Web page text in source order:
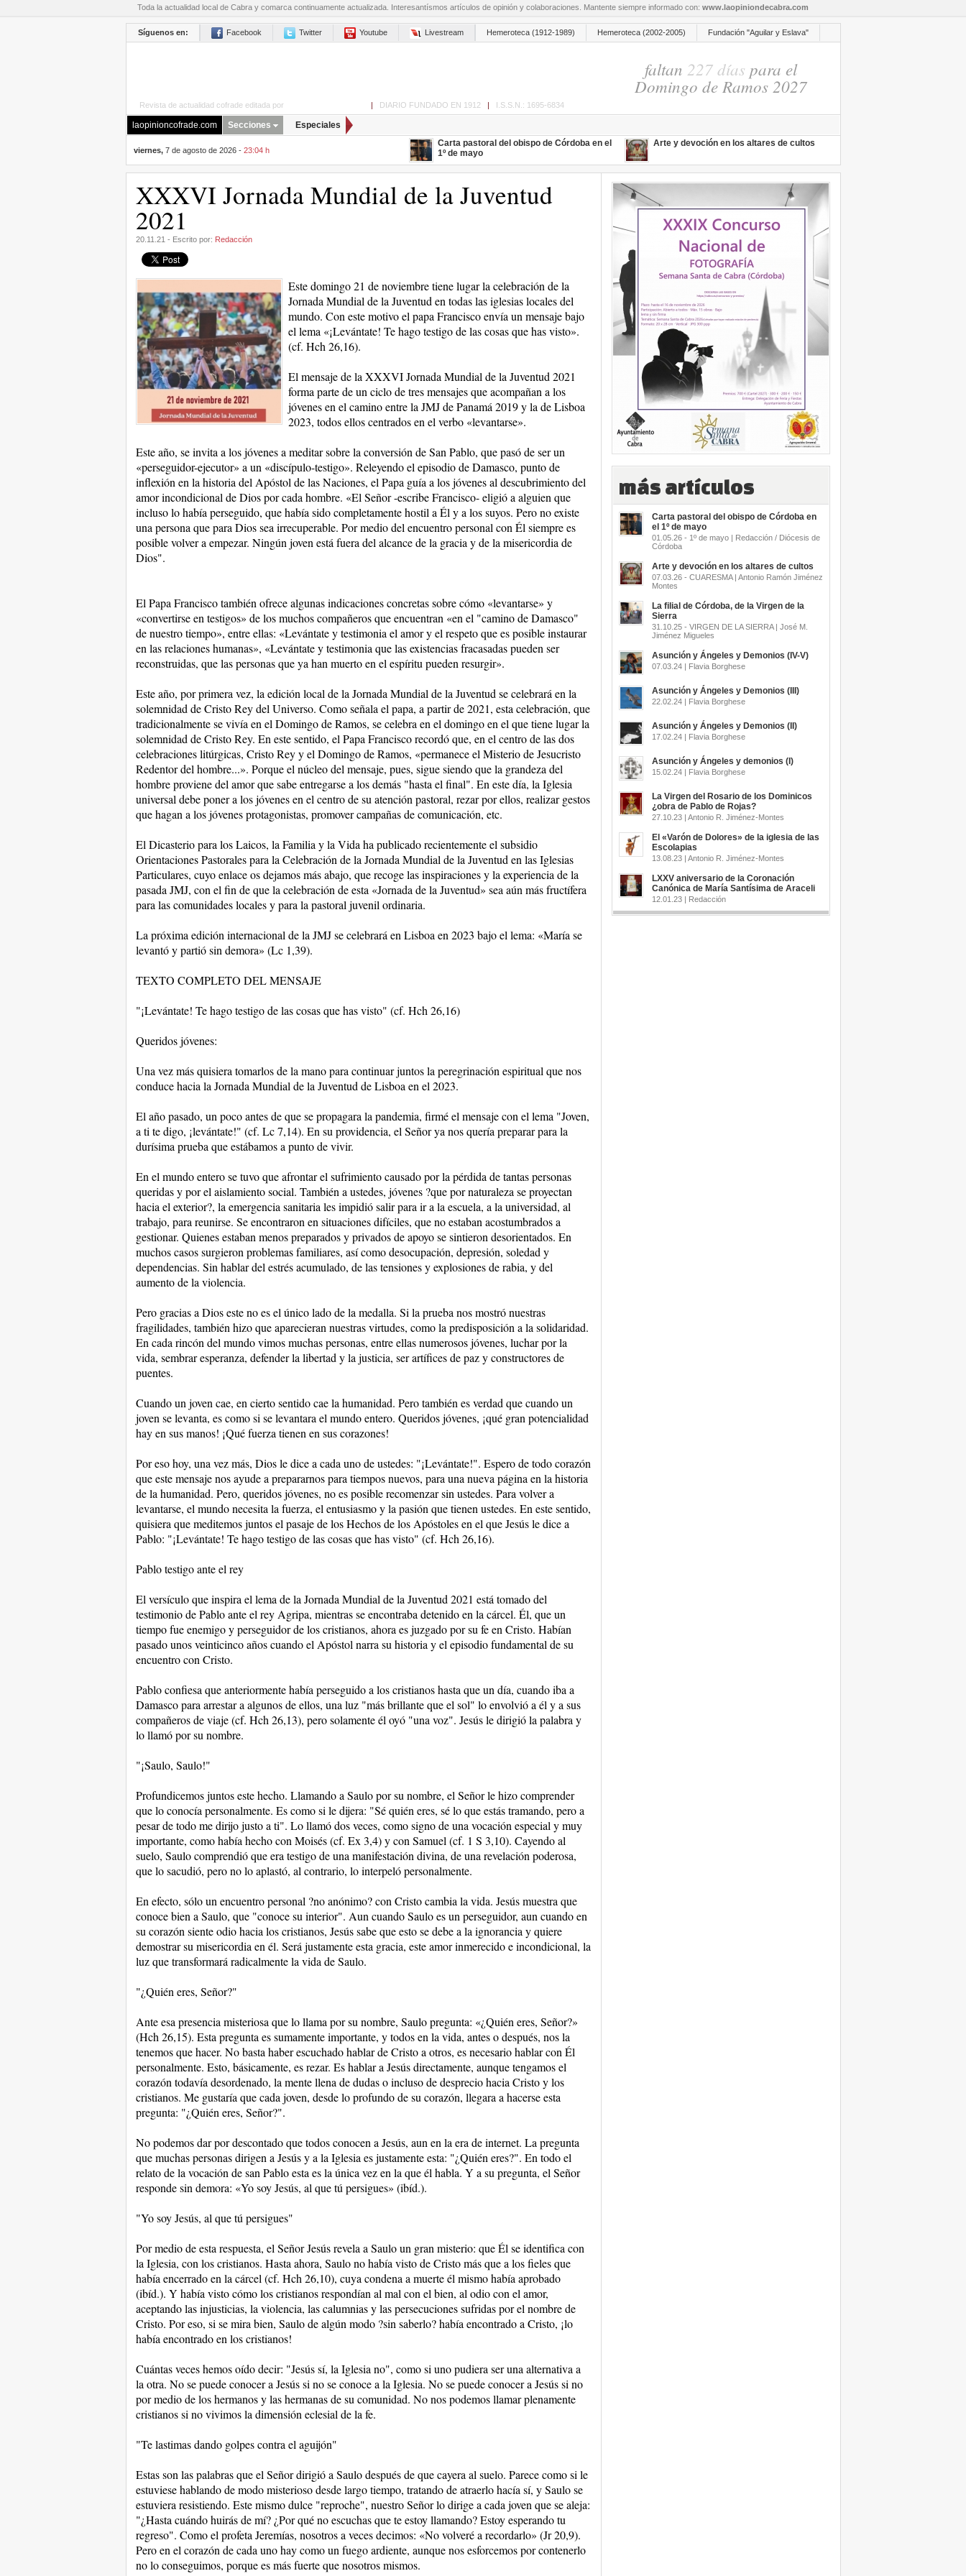
Toda la actualidad local de Cabra y comarca continuamente actualizada. Interesantísmos artículos de opinión y colaboraciones. Mantente siempre informado con: www.laopiniondecabra.com
Síguenos en: Facebook Twitter Youtube Livestream Hemeroteca (1912-1989) Hemeroteca (2002-2005) Fundación "Aguilar y Eslava"
faltan 227 días para el
Domingo de Ramos 2027
Revista de actualidad cofrade editada por | DIARIO FUNDADO EN 1912 | I.S.S.N.: 1695-6834
laopinioncofrade.com Secciones Especiales
viernes,7 de agosto de 2026 - 23:04 h
Carta pastoral del obispo de Córdoba en el
1º de mayo
Arte y devoción en los altares de cultos
XXXVI Jornada Mundial de la Juventud
2021
20.11.21 - Escrito por: Redacción
Este domingo 21 de noviembre tiene lugar la celebración de la
Jornada Mundial de la Juventud en todas las iglesias locales del
mundo. Con este motivo el papa Francisco envía un mensaje bajo
el lema «¡Levántate! Te hago testigo de las cosas que has visto».
(cf. Hch 26,16).
El mensaje de la XXXVI Jornada Mundial de la Juventud 2021
forma parte de un ciclo de tres mensajes que acompañan a los
jóvenes en el camino entre la JMJ de Panamá 2019 y la de Lisboa
2023, todos ellos centrados en el verbo «levantarse».
Este año, se invita a los jóvenes a meditar sobre la conversión de San Pablo, que pasó de ser un
«perseguidor-ejecutor» a un «discípulo-testigo». Releyendo el episodio de Damasco, punto de
inflexión en la historia del Apóstol de las Naciones, el Papa guía a los jóvenes al descubrimiento del
amor incondicional de Dios por cada hombre. «El Señor -escribe Francisco- eligió a alguien que
incluso lo había perseguido, que había sido completamente hostil a Él y a los suyos. Pero no existe
una persona que para Dios sea irrecuperable. Por medio del encuentro personal con Él siempre es
posible volver a empezar. Ningún joven está fuera del alcance de la gracia y de la misericordia de
Dios".
El Papa Francisco también ofrece algunas indicaciones concretas sobre cómo «levantarse» y
«convertirse en testigos» de los muchos compañeros que encuentran «en el "camino de Damasco"
de nuestro tiempo», entre ellas: «Levántate y testimonia el amor y el respeto que es posible instaurar
en las relaciones humanas», «Levántate y testimonia que las existencias fracasadas pueden ser
reconstruidas, que las personas que ya han muerto en el espíritu pueden resurgir».
Este año, por primera vez, la edición local de la Jornada Mundial de la Juventud se celebrará en la
solemnidad de Cristo Rey del Universo. Como señala el papa, a partir de 2021, esta celebración, que
tradicionalmente se vivía en el Domingo de Ramos, se celebra en el domingo en el que tiene lugar la
solemnidad de Cristo Rey. En este sentido, el Papa Francisco recordó que, en el centro de las dos
celebraciones litúrgicas, Cristo Rey y el Domingo de Ramos, «permanece el Misterio de Jesucristo
Redentor del hombre...». Porque el núcleo del mensaje, pues, sigue siendo que la grandeza del
hombre proviene del amor que sabe entregarse a los demás "hasta el final". En este día, la Iglesia
universal debe poner a los jóvenes en el centro de su atención pastoral, rezar por ellos, realizar gestos
que hagan a los jóvenes protagonistas, promover campañas de comunicación, etc.
El Dicasterio para los Laicos, la Familia y la Vida ha publicado recientemente el subsidio
Orientaciones Pastorales para la Celebración de la Jornada Mundial de la Juventud en las Iglesias
Particulares, cuyo enlace os dejamos más abajo, que recoge las inspiraciones y la experiencia de la
pasada JMJ, con el fin de que la celebración de esta «Jornada de la Juventud» sea aún más fructífera
para las comunidades locales y para la pastoral juvenil ordinaria.
La próxima edición internacional de la JMJ se celebrará en Lisboa en 2023 bajo el lema: «María se
levantó y partió sin demora» (Lc 1,39).
TEXTO COMPLETO DEL MENSAJE
"¡Levántate! Te hago testigo de las cosas que has visto" (cf. Hch 26,16)
Queridos jóvenes:
Una vez más quisiera tomarlos de la mano para continuar juntos la peregrinación espiritual que nos
conduce hacia la Jornada Mundial de la Juventud de Lisboa en el 2023.
El año pasado, un poco antes de que se propagara la pandemia, firmé el mensaje con el lema "Joven,
a ti te digo, ¡levántate!" (cf. Lc 7,14). En su providencia, el Señor ya nos quería preparar para la
durísima prueba que estábamos a punto de vivir.
En el mundo entero se tuvo que afrontar el sufrimiento causado por la pérdida de tantas personas
queridas y por el aislamiento social. También a ustedes, jóvenes ?que por naturaleza se proyectan
hacia el exterior?, la emergencia sanitaria les impidió salir para ir a la escuela, a la universidad, al
trabajo, para reunirse. Se encontraron en situaciones difíciles, que no estaban acostumbrados a
gestionar. Quienes estaban menos preparados y privados de apoyo se sintieron desorientados. En
muchos casos surgieron problemas familiares, así como desocupación, depresión, soledad y
dependencias. Sin hablar del estrés acumulado, de las tensiones y explosiones de rabia, y del
aumento de la violencia.
Pero gracias a Dios este no es el único lado de la medalla. Si la prueba nos mostró nuestras
fragilidades, también hizo que aparecieran nuestras virtudes, como la predisposición a la solidaridad.
En cada rincón del mundo vimos muchas personas, entre ellas numerosos jóvenes, luchar por la
vida, sembrar esperanza, defender la libertad y la justicia, ser artífices de paz y constructores de
puentes.
Cuando un joven cae, en cierto sentido cae la humanidad. Pero también es verdad que cuando un
joven se levanta, es como si se levantara el mundo entero. Queridos jóvenes, ¡qué gran potencialidad
hay en sus manos! ¡Qué fuerza tienen en sus corazones!
Por eso hoy, una vez más, Dios le dice a cada uno de ustedes: "¡Levántate!". Espero de todo corazón
que este mensaje nos ayude a prepararnos para tiempos nuevos, para una nueva página en la historia
de la humanidad. Pero, queridos jóvenes, no es posible recomenzar sin ustedes. Para volver a
levantarse, el mundo necesita la fuerza, el entusiasmo y la pasión que tienen ustedes. En este sentido,
quisiera que meditemos juntos el pasaje de los Hechos de los Apóstoles en el que Jesús le dice a
Pablo: "¡Levántate! Te hago testigo de las cosas que has visto" (cf. Hch 26,16).
Pablo testigo ante el rey
El versículo que inspira el lema de la Jornada Mundial de la Juventud 2021 está tomado del
testimonio de Pablo ante el rey Agripa, mientras se encontraba detenido en la cárcel. Él, que un
tiempo fue enemigo y perseguidor de los cristianos, ahora es juzgado por su fe en Cristo. Habían
pasado unos veinticinco años cuando el Apóstol narra su historia y el episodio fundamental de su
encuentro con Cristo.
Pablo confiesa que anteriormente había perseguido a los cristianos hasta que un día, cuando iba a
Damasco para arrestar a algunos de ellos, una luz "más brillante que el sol" lo envolvió a él y a sus
compañeros de viaje (cf. Hch 26,13), pero solamente él oyó "una voz". Jesús le dirigió la palabra y
lo llamó por su nombre.
"¡Saulo, Saulo!"
Profundicemos juntos este hecho. Llamando a Saulo por su nombre, el Señor le hizo comprender
que lo conocía personalmente. Es como si le dijera: "Sé quién eres, sé lo que estás tramando, pero a
pesar de todo me dirijo justo a ti". Lo llamó dos veces, como signo de una vocación especial y muy
importante, como había hecho con Moisés (cf. Ex 3,4) y con Samuel (cf. 1 S 3,10). Cayendo al
suelo, Saulo comprendió que era testigo de una manifestación divina, de una revelación poderosa,
que lo sacudió, pero no lo aplastó, al contrario, lo interpeló personalmente.
En efecto, sólo un encuentro personal ?no anónimo? con Cristo cambia la vida. Jesús muestra que
conoce bien a Saulo, que "conoce su interior". Aun cuando Saulo es un perseguidor, aun cuando en
su corazón siente odio hacia los cristianos, Jesús sabe que esto se debe a la ignorancia y quiere
demostrar su misericordia en él. Será justamente esta gracia, este amor inmerecido e incondicional, la
luz que transformará radicalmente la vida de Saulo.
"¿Quién eres, Señor?"
Ante esa presencia misteriosa que lo llama por su nombre, Saulo pregunta: «¿Quién eres, Señor?»
(Hch 26,15). Esta pregunta es sumamente importante, y todos en la vida, antes o después, nos la
tenemos que hacer. No basta haber escuchado hablar de Cristo a otros, es necesario hablar con Él
personalmente. Esto, básicamente, es rezar. Es hablar a Jesús directamente, aunque tengamos el
corazón todavía desordenado, la mente llena de dudas o incluso de desprecio hacia Cristo y los
cristianos. Me gustaría que cada joven, desde lo profundo de su corazón, llegara a hacerse esta
pregunta: "¿Quién eres, Señor?".
No podemos dar por descontado que todos conocen a Jesús, aun en la era de internet. La pregunta
que muchas personas dirigen a Jesús y a la Iglesia es justamente esta: "¿Quién eres?". En todo el
relato de la vocación de san Pablo esta es la única vez en la que él habla. Y a su pregunta, el Señor
responde sin demora: «Yo soy Jesús, al que tú persigues» (ibíd.).
"Yo soy Jesús, al que tú persigues"
Por medio de esta respuesta, el Señor Jesús revela a Saulo un gran misterio: que Él se identifica con
la Iglesia, con los cristianos. Hasta ahora, Saulo no había visto de Cristo más que a los fieles que
había encerrado en la cárcel (cf. Hch 26,10), cuya condena a muerte él mismo había aprobado
(ibíd.). Y había visto cómo los cristianos respondían al mal con el bien, al odio con el amor,
aceptando las injusticias, la violencia, las calumnias y las persecuciones sufridas por el nombre de
Cristo. Por eso, si se mira bien, Saulo de algún modo ?sin saberlo? había encontrado a Cristo, ¡lo
había encontrado en los cristianos!
Cuántas veces hemos oído decir: "Jesús sí, la Iglesia no", como si uno pudiera ser una alternativa a
la otra. No se puede conocer a Jesús si no se conoce a la Iglesia. No se puede conocer a Jesús si no
por medio de los hermanos y las hermanas de su comunidad. No nos podemos llamar plenamente
cristianos si no vivimos la dimensión eclesial de la fe.
"Te lastimas dando golpes contra el aguijón"
Estas son las palabras que el Señor dirigió a Saulo después de que cayera al suelo. Parece como si le
estuviese hablando de modo misterioso desde largo tiempo, tratando de atraerlo hacía sí, y Saulo se
estuviera resistiendo. Este mismo dulce "reproche", nuestro Señor lo dirige a cada joven que se aleja:
"¿Hasta cuándo huirás de mí? ¿Por qué no escuchas que te estoy llamando? Estoy esperando tu
regreso". Como el profeta Jeremías, nosotros a veces decimos: «No volveré a recordarlo» (Jr 20,9).
Pero en el corazón de cada uno hay como un fuego ardiente, aunque nos esforcemos por contenerlo
no lo conseguimos, porque es más fuerte que nosotros mismos.
más artículos
Carta pastoral del obispo de Córdoba en
el 1º de mayo
01.05.26 - 1º de mayo | Redacción / Diócesis de
Córdoba
Arte y devoción en los altares de cultos
07.03.26 - CUARESMA | Antonio Ramón Jiménez
Montes
La filial de Córdoba, de la Virgen de la
Sierra
31.10.25 - VIRGEN DE LA SIERRA | José M.
Jiménez Migueles
Asunción y Ángeles y Demonios (IV-V)
07.03.24 | Flavia Borghese
Asunción y Ángeles y Demonios (III)
22.02.24 | Flavia Borghese
Asunción y Ángeles y Demonios (II)
17.02.24 | Flavia Borghese
Asunción y Ángeles y demonios (I)
15.02.24 | Flavia Borghese
La Virgen del Rosario de los Dominicos
¿obra de Pablo de Rojas?
27.10.23 | Antonio R. Jiménez-Montes
El «Varón de Dolores» de la iglesia de las
Escolapias
13.08.23 | Antonio R. Jiménez-Montes
LXXV aniversario de la Coronación
Canónica de María Santísima de Araceli
12.01.23 | Redacción